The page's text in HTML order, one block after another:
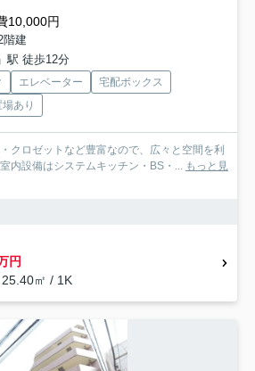
10,000円
階建
駅 徒歩12分
エレベーター
宅配ボックス
あり
クロゼットなど豊富なので、広々と空間を利
内設備はシステムキッチン・BS・... もっと見
円
㎡ / 1K